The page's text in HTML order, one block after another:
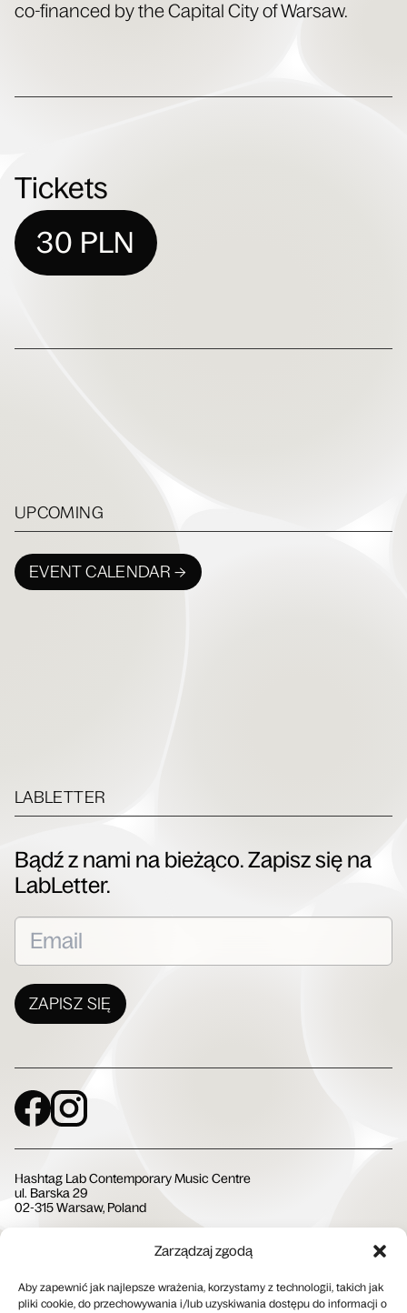
Zarządzaj zgodą
Aby zapewnić jak najlepsze wrażenia, korzystamy z technologii, takich jak
pliki cookie, do przechowywania i/lub uzyskiwania dostępu do informacji o
co-financed by the Cap­i­tal City of Warsaw.
Tickets
30 PLN
UPCOMING
EVENT CALENDAR →
LABLETTER
Bądź z nami na bieżąco. Zapisz się na
LabLetter.
ZAPISZ SIĘ
Social Media
Hashtag Lab Contemporary Music Centre
ul. Barska 29
02-315 Warsaw, Poland
Społeczna Instytucja Kultury